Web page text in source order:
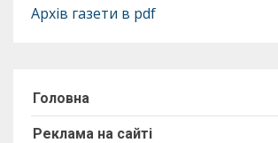
Архів газети в pdf
Головна
Реклама на сайті